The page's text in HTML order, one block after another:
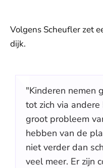
Volgens Scheufler zet
dijk.
"Kinderen nemen
tot zich via
groot probleem
hebben van de
niet verder dan
veel meer. Er zijn